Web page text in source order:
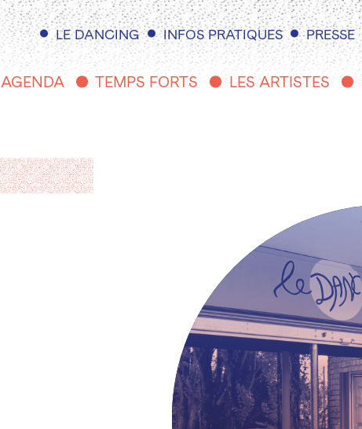
NAVIGATION
PRINCIPALE
LE DANCING INFOS PRATIQUES PRESSE
AGENDA TEMPS FORTS LES ARTISTES